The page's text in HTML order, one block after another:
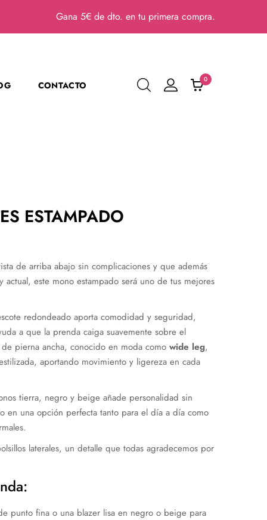
Gana 5€ de dto. en tu primera compra.
CONTACTO
0
ESTAMPADO
de arriba abajo sin complicaciones y que además
actual, este mono estampado será uno de tus mejores
redondeado aporta comodidad y seguridad,
a que la prenda caiga suavemente sobre el
pierna ancha, conocido en moda como wide leg,
aportando movimiento y ligereza en cada
tierra, negro y beige añade personalidad sin
en una opción perfecta tanto para el día a día como
laterales, un detalle que todas agradecemos por
punto fina o una blazer lisa en negro o beige para